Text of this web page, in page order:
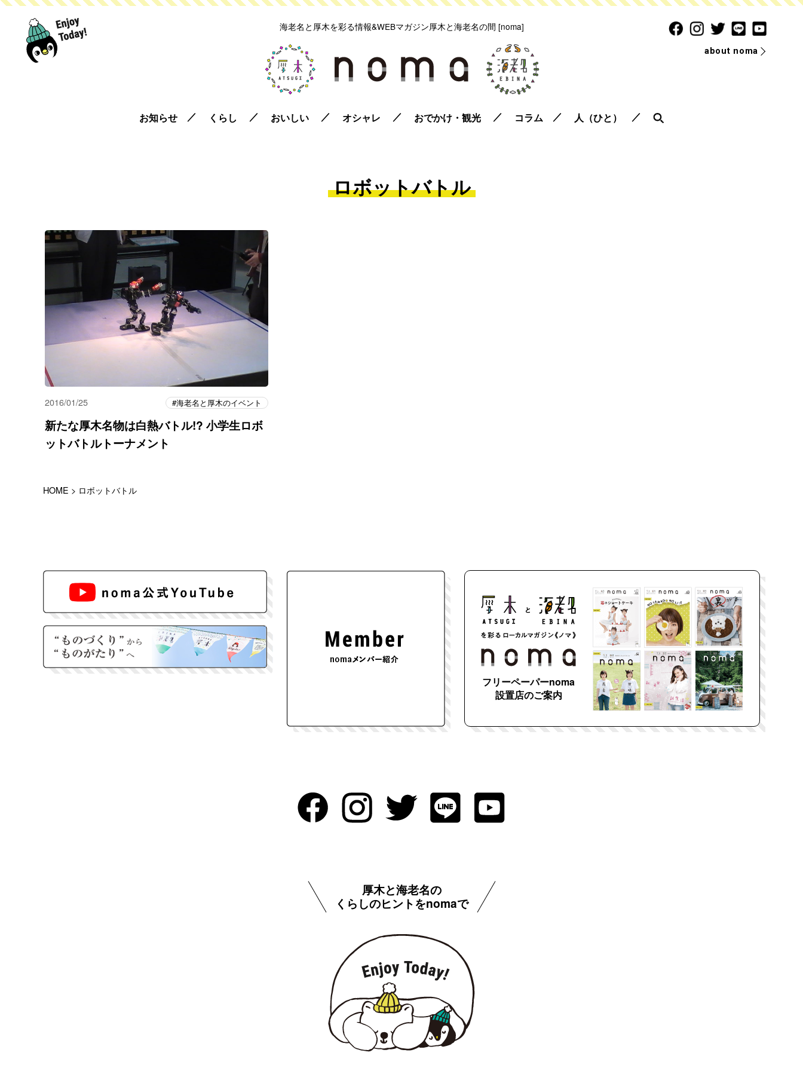
about noma
海老名と厚木を彩る情報&WEBマガジン厚木と海老名の間 [noma]
お知らせ くらし おいしい オシャレ おでかけ・観光 コラム 人（ひと）
ロボットバトル
2016/01/25 海老名と厚木のイベント
新たな厚木名物は白熱バトル!? 小学生ロボ
ットバトルトーナメント
HOME > ロボットバトル
フリーペーパーnoma
設置店のご案内
厚木と海老名の
くらしのヒントをnomaで